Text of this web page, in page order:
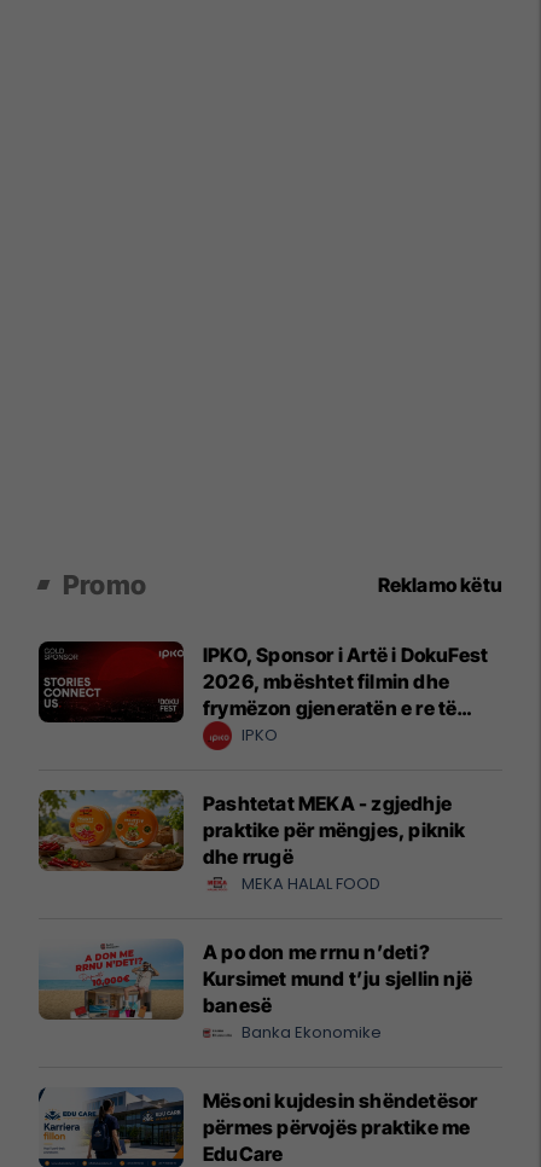
Promo Reklamo këtu
IPKO, Sponsor i Artë i DokuFest
2026, mbështet filmin dhe
frymëzon gjeneratën e re të
krijuesve
IPKO
Pashtetat MEKA - zgjedhje
praktike për mëngjes, piknik
dhe rrugë
MEKA HALAL FOOD
A po don me rrnu n’deti?
Kursimet mund t’ju sjellin një
banesë
Banka Ekonomike
Mësoni kujdesin shëndetësor
përmes përvojës praktike me
EduCare